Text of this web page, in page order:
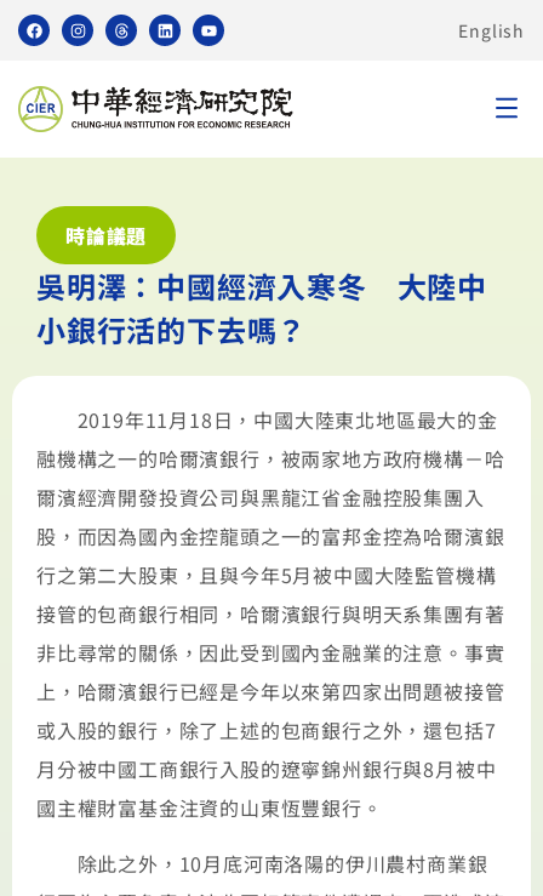
English
時論議題
吳明澤：中國經濟入寒冬 大陸中
小銀行活的下去嗎？
2019年11月18日，中國大陸東北地區最大的金
融機構之一的哈爾濱銀行，被兩家地方政府機構－哈
爾濱經濟開發投資公司與黑龍江省金融控股集團入
股，而因為國內金控龍頭之一的富邦金控為哈爾濱銀
行之第二大股東，且與今年5月被中國大陸監管機構
接管的包商銀行相同，哈爾濱銀行與明天系集團有著
非比尋常的關係，因此受到國內金融業的注意。事實
上，哈爾濱銀行已經是今年以來第四家出問題被接管
或入股的銀行，除了上述的包商銀行之外，還包括7
月分被中國工商銀行入股的遼寧錦州銀行與8月被中
國主權財富基金注資的山東恆豐銀行。
除此之外，10月底河南洛陽的伊川農村商業銀